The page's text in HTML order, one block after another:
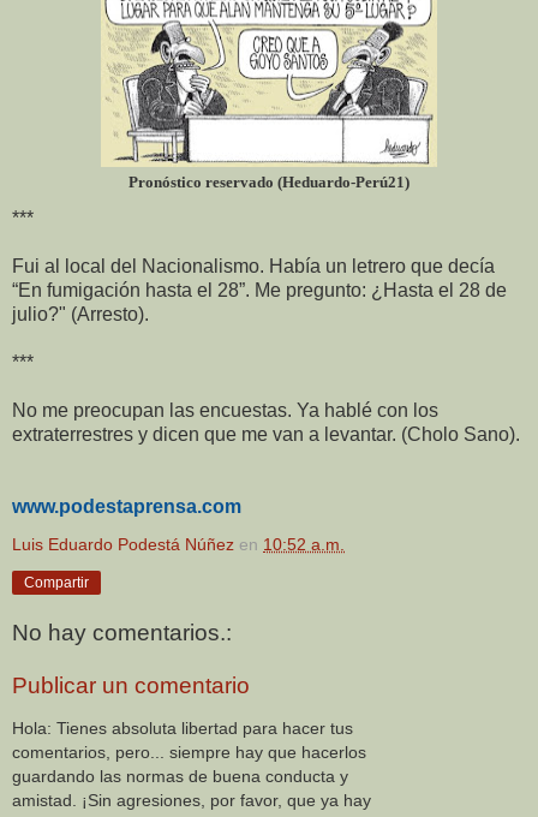
Pronóstico reservado (Heduardo-Perú21)
***
Fui al local del Nacionalismo. Había un letrero que decía
“En fumigación hasta el 28”. Me pregunto: ¿Hasta el 28 de
julio?" (Arresto).
***
No me preocupan las encuestas. Ya hablé con los
extraterrestres y dicen que me van a levantar. (Cholo Sano).
www.podestaprensa.com
Luis Eduardo Podestá Núñez en 10:52 a.m.
Compartir
No hay comentarios.:
Publicar un comentario
Hola: Tienes absoluta libertad para hacer tus
comentarios, pero... siempre hay que hacerlos
guardando las normas de buena conducta y
amistad. ¡Sin agresiones, por favor, que ya hay